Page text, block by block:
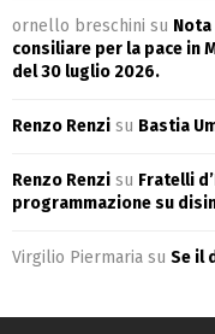
ornello breschini su
consiliare per la pace in
del 30 luglio 2026.
Renzo Renzi su Bastia
Renzo Renzi su Fratelli
programmazione su
Virgilio Piermaria su Se il